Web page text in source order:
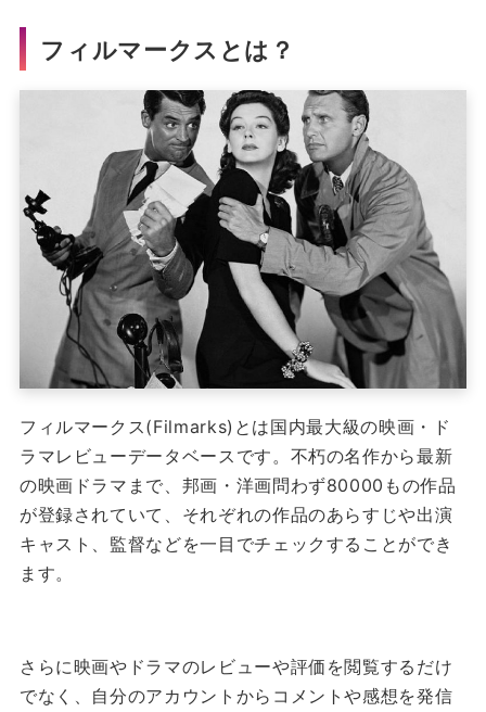
フィルマークスとは？
フィルマークス(Filmarks)とは国内最大級の映画・ド
ラマレビューデータベースです。 不朽の名作から最新
の映画ドラマまで、邦画・洋画問わず80000もの作品
が登録されていて、 それぞれの作品のあらすじや出演
キャスト、監督などを一目でチェックすることができ
ます。
さらに映画やドラマのレビューや評価を閲覧するだけ
でなく、自分のアカウントからコメントや感想を発信